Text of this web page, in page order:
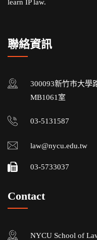
learn IP law.
聯絡資訊
300093新竹市大學
MB1061室
03-5131587
law@nycu.edu.tw
03-5733037
Contact
NYCU School of